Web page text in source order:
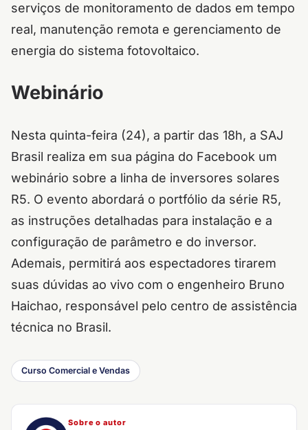
serviços de monitoramento de dados em tempo
real, manutenção remota e gerenciamento de
energia do sistema fotovoltaico.
Webinário
Nesta quinta-feira (24), a partir das 18h, a SAJ
Brasil realiza em sua página do Facebook um
webinário sobre a linha de inversores solares
R5. O evento abordará o portfólio da série R5,
as instruções detalhadas para instalação e a
configuração de parâmetro e do inversor.
Ademais, permitirá aos espectadores tirarem
suas dúvidas ao vivo com o engenheiro Bruno
Haichao, responsável pelo centro de assistência
técnica no Brasil.
Curso Comercial e Vendas
Sobre o autor